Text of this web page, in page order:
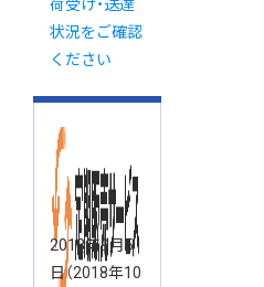
荷受け・送達
状況をご確認
ください
2018年9月5
日（2018年10